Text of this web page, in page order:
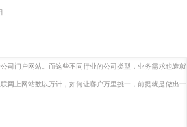
门户网站。而这些不同行业的公司类型，业务需求也造就
网上网站数以万计，如何让客户万里挑一，前提就是做出一